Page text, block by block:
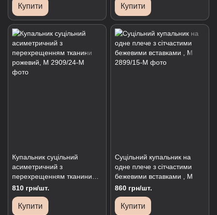
Купити Купити
Купальник суцільний
асиметричний з
перехрещенням тканини
рожевий, М
810 грн/шт.
Купити
Суцільний купальник на
одне плече з сітчастими
бежевими вставками , М
860 грн/шт.
Купити